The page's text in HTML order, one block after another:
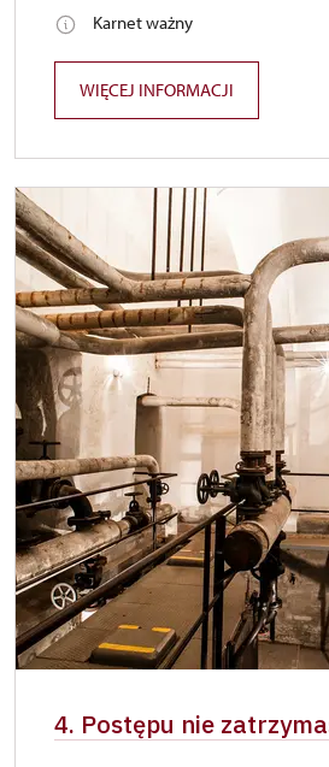
Karnet ważny
WIĘCEJ INFORMACJI
4. Postępu nie